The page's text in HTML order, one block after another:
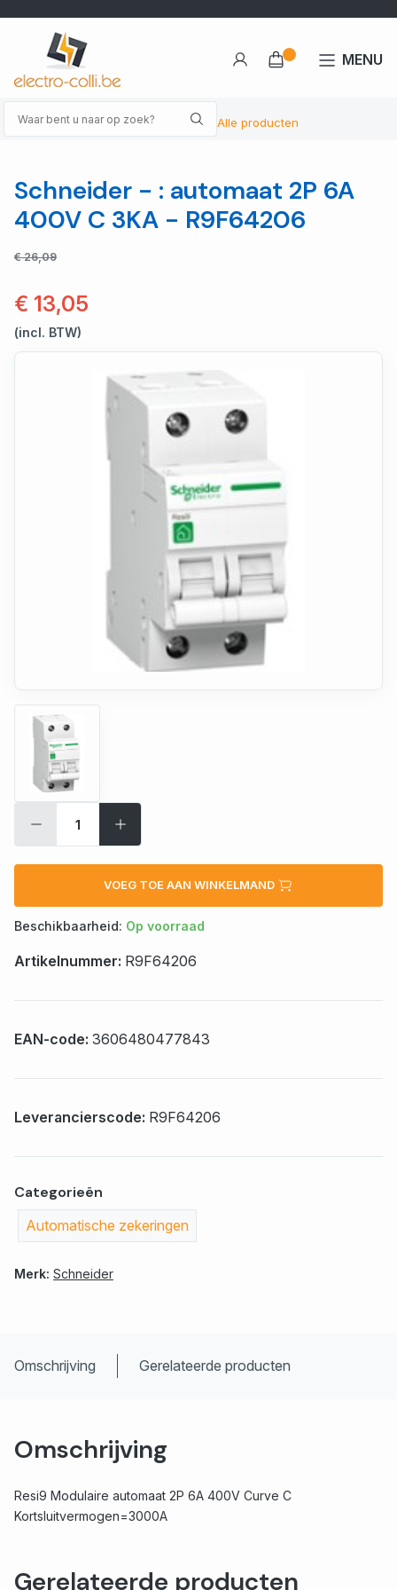
Alle producten
MENU
Schneider - : automaat 2P 6A
400V C 3KA - R9F64206
€ 26,09
€ 13,05
(incl. BTW)
VOEG TOE AAN WINKELMAND
Beschikbaarheid: Op voorraad
Artikelnummer: R9F64206
EAN-code: 3606480477843
Leverancierscode: R9F64206
Categorieën
Automatische zekeringen
Merk: Schneider
Omschrijving Gerelateerde producten
Omschrijving
Resi9 Modulaire automaat 2P 6A 400V Curve C
Kortsluitvermogen=3000A
Gerelateerde producten